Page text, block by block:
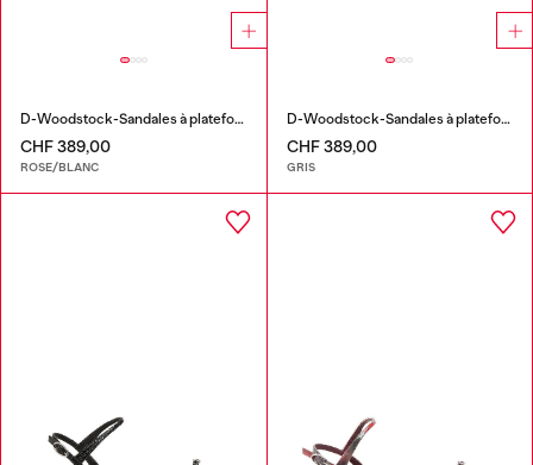
D-Woodstock-Sandales à plateforme à brides en PU brillant
CHF 389,00
ROSE/BLANC
D-Woodstock-Sandales à plateforme à brides en denim
CHF 389,00
GRIS